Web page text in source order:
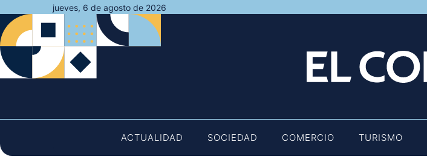
al
contenido
jueves, 6 de agosto de 2026
ACTUALIDAD SOCIEDAD COMERCIO TURISMO